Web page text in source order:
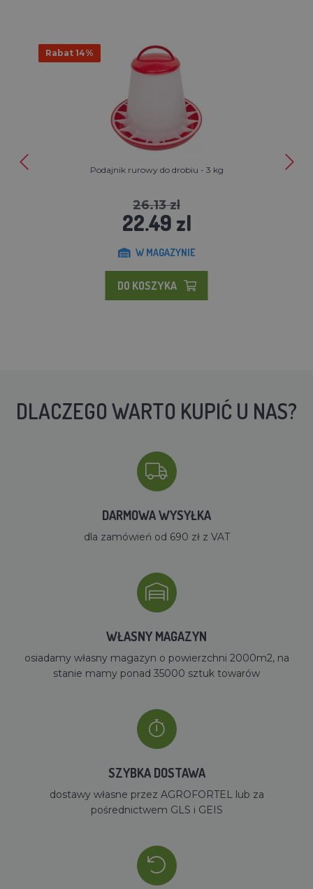
Rabat 14%
Podajnik rurowy do drobiu - 3 kg
26.13 zl
22.49 zl
W MAGAZYNIE
DO KOSZYKA
DLACZEGO WARTO KUPIĆ U NAS?
DARMOWA WYSYŁKA
dla zamówień od 690 zł z VAT
WŁASNY MAGAZYN
osiadamy własny magazyn o powierzchni 2000m2, na
stanie mamy ponad 35000 sztuk towarów
SZYBKA DOSTAWA
dostawy własne przez AGROFORTEL lub za
pośrednictwem GLS i GEIS